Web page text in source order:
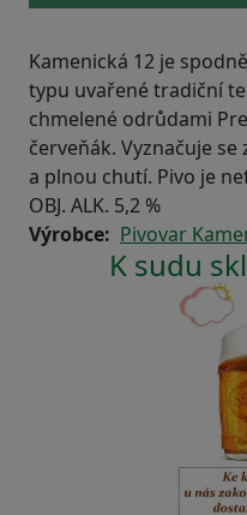
Kamenická 12 je
typu uvařené tradiční
chmelené odrůdami
červeňák. Vyznačuje
a plnou chutí. Pivo je
OBJ. ALK. 5,2 %
Výrobce
Pivovar
K sudu